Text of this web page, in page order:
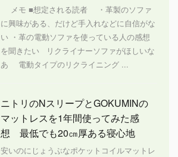
メモ ■想定される読者 ・革製のソファ
に興味がある、だけど手入れなどに自信がな
い ・革の電動ソファを使っている人の感想
を聞きたい リクライナーソファがほしいな
あ 電動タイプのリクライニング ...
ニトリのNスリープとGOKUMINの
マットレスを1年間使ってみた感
想 最低でも20㎝厚ある寝心地
安いのにじょうぶなポケットコイルマットレ